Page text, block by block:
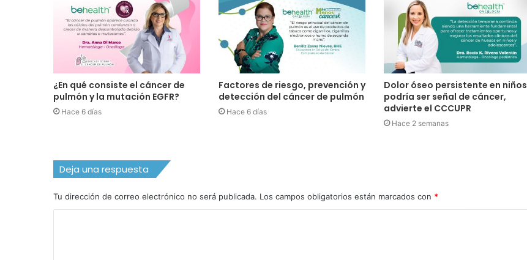
¿En qué consiste el cáncer de
pulmón y la mutación EGFR?
Hace 6 días
Factores de riesgo, prevención y
detección del cáncer de pulmón
Hace 6 días
Dolor óseo persistente en niños
podría ser señal de cáncer,
advierte el CCCUPR
Hace 2 semanas
Deja una respuesta
Tu dirección de correo electrónico no será publicada. Los campos obligatorios están marcados con *